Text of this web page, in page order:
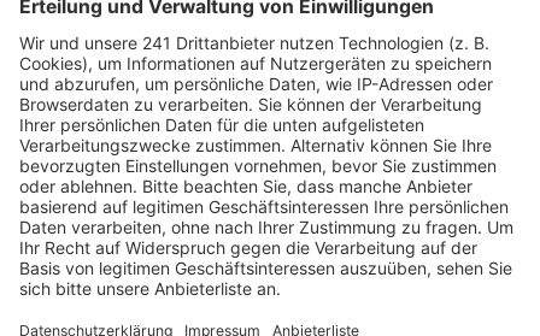
Veröffentlicht:Dienstag, 05.02.2019 12:53
Anzeige